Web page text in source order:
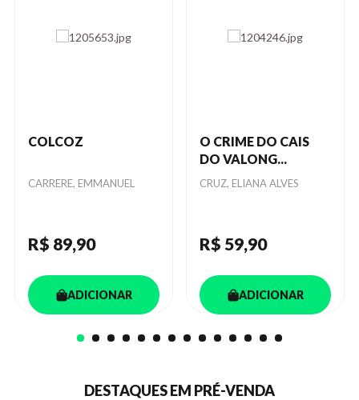
COLCOZ
Autor
CARRERE, EMMANUEL
R$ 89,90
ADICIONAR
O CRIME DO CAIS
DO VALONG...
Autor
CRUZ, ELIANA ALVES
R$ 59,90
ADICIONAR
DESTAQUES EM PRÉ-VENDA